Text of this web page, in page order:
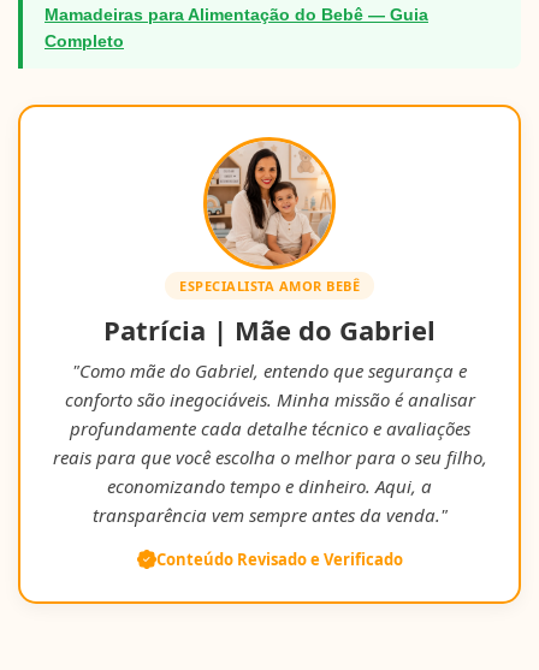
Mamadeiras para Alimentação do Bebê — Guia
Completo
ESPECIALISTA AMOR BEBÊ
Patrícia | Mãe do Gabriel
"Como mãe do Gabriel, entendo que segurança e
conforto são inegociáveis. Minha missão é analisar
profundamente cada detalhe técnico e avaliações
reais para que você escolha o melhor para o seu filho,
economizando tempo e dinheiro. Aqui, a
transparência vem sempre antes da venda."
Conteúdo Revisado e Verificado